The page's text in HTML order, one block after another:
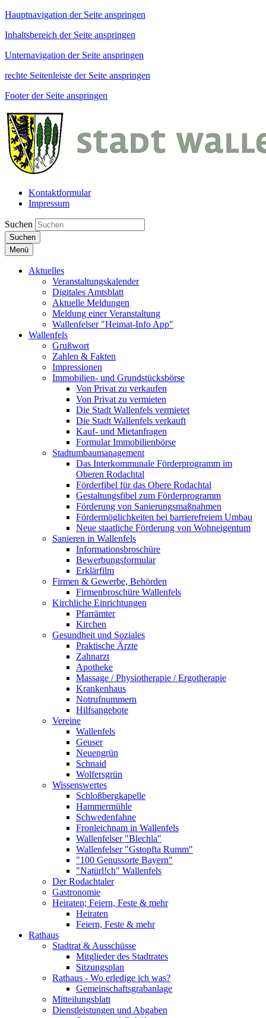
Hauptnavigation der Seite anspringen
Inhaltsbereich der Seite anspringen
Unternavigation der Seite anspringen
rechte Seitenleiste der Seite anspringen
Footer der Seite anspringen
Kontaktformular
Impressum
Suchen
Suchen
Menü
Aktuelles
Veranstaltungskalender
Digitales Amtsblatt
Aktuelle Meldungen
Meldung einer Veranstaltung
Wallenfelser "Heimat-Info App"
Wallenfels
Grußwort
Zahlen & Fakten
Impressionen
Immobilien- und Grundstücksbörse
Von Privat zu verkaufen
Von Privat zu vermieten
Die Stadt Wallenfels vermietet
Die Stadt Wallenfels verkauft
Kauf- und Mietanfragen
Formular Immobilienbörse
Stadtumbaumanagement
Das Interkommunale Förderprogramm im
Oberen Rodachtal
Förderfibel für das Obere Rodachtal
Gestaltungsfibel zum Förderprogramm
Förderung von Sanierungsmaßnahmen
Fördermöglichkeiten bei barrierefreiem Umbau
Neue staatliche Förderung von Wohneigentum
Sanieren in Wallenfels
Informationsbroschüre
Bewerbungsformular
Erklärfilm
Firmen & Gewerbe, Behörden
Firmenbroschüre Wallenfels
Kirchliche Einrichtungen
Pfarrämter
Kirchen
Gesundheit und Soziales
Praktische Ärzte
Zahnarzt
Apotheke
Massage / Physiotherapie / Ergotherapie
Krankenhaus
Notrufnummern
Hilfsangebote
Vereine
Wallenfels
Geuser
Neuengrün
Schnaid
Wolfersgrün
Wissenswertes
Schloßbergkapelle
Hammermühle
Schwedenfahne
Fronleichnam in Wallenfels
Wallenfelser "Blechla"
Wallenfelser "Gstopfta Rumm"
"100 Genussorte Bayern"
"Natürl!ch" Wallenfels
Der Rodachtaler
Gastronomie
Heiraten; Feiern, Feste & mehr
Heiraten
Feiern, Feste & mehr
Rathaus
Stadtrat & Ausschüsse
Mitglieder des Stadtrates
Sitzungsplan
Rathaus - Wo erledige ich was?
Gemeinschaftsgrabanlage
Mitteilungsblatt
Dienstleistungen und Abgaben